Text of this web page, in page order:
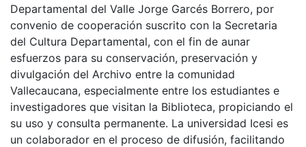
Departamental del Valle Jorge Garcés Borrero, por
convenio de cooperación suscrito con la Secretaria
del Cultura Departamental, con el fin de aunar
esfuerzos para su conservación, preservación y
divulgación del Archivo entre la comunidad
Vallecaucana, especialmente entre los estudiantes e
investigadores que visitan la Biblioteca, propiciando el
su uso y consulta permanente. La universidad Icesi es
un colaborador en el proceso de difusión, facilitando